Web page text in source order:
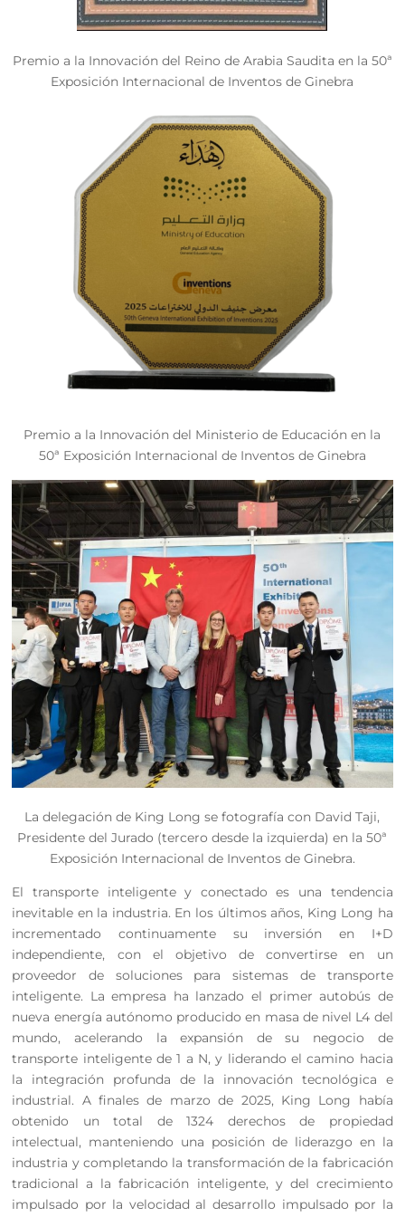
Premio a la Innovación del Reino de Arabia Saudita en la 50ª
Exposición Internacional de Inventos de Ginebra
Premio a la Innovación del Ministerio de Educación en la
50ª Exposición Internacional de Inventos de Ginebra
La delegación de King Long se fotografía con David Taji,
Presidente del Jurado (tercero desde la izquierda) en la 50ª
Exposición Internacional de Inventos de Ginebra.
El transporte inteligente y conectado es una tendencia
inevitable en la industria. En los últimos años, King Long ha
incrementado continuamente su inversión en I+D
independiente, con el objetivo de convertirse en un
proveedor de soluciones para sistemas de transporte
inteligente. La empresa ha lanzado el primer autobús de
nueva energía autónomo producido en masa de nivel L4 del
mundo, acelerando la expansión de su negocio de
transporte inteligente de 1 a N, y liderando el camino hacia
la integración profunda de la innovación tecnológica e
industrial. A finales de marzo de 2025, King Long había
obtenido un total de 1324 derechos de propiedad
intelectual, manteniendo una posición de liderazgo en la
industria y completando la transformación de la fabricación
tradicional a la fabricación inteligente, y del crecimiento
impulsado por la velocidad al desarrollo impulsado por la